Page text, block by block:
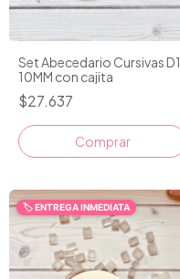
Set Abecedario Cursivas D1
10MM con cajita
$27.637
Comprar
🏷️ ENTREGA INMEDIATA